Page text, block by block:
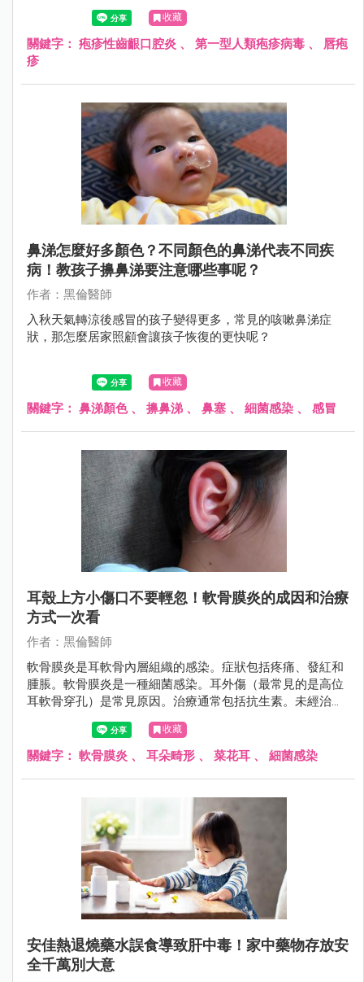
很驚訝的表情看著我。
收藏
關鍵字： 疱疹性齒齦口腔炎 、 第一型人類疱疹病毒 、 唇疱
疹
鼻涕怎麼好多顏色？不同顏色的鼻涕代表不同疾
病！教孩子擤鼻涕要注意哪些事呢？
作者：黑倫醫師
入秋天氣轉涼後感冒的孩子變得更多，常見的咳嗽鼻涕症
狀，那怎麼居家照顧會讓孩子恢復的更快呢？
收藏
關鍵字： 鼻涕顏色、 擤鼻涕 、 鼻塞 、 細菌感染 、 感冒
耳殼上方小傷口不要輕忽！軟骨膜炎的成因和治療
方式一次看
作者：黑倫醫師
軟骨膜炎是耳軟骨內層組織的感染。症狀包括疼痛、發紅和
腫脹。軟骨膜炎是一種細菌感染。耳外傷（最常見的是高位
耳軟骨穿孔）是常見原因。治療通常包括抗生素。未經治療
的軟骨膜炎可導致嚴重的併發症。
收藏
關鍵字： 軟骨膜炎 、 耳朵畸形 、 菜花耳 、 細菌感染
安佳熱退燒藥水誤食導致肝中毒！家中藥物存放安
全千萬別大意